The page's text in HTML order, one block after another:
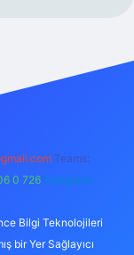
Teams:
0 726 Telegram:
Bilgi Teknolojileri
bir Yer Sağlayıcı